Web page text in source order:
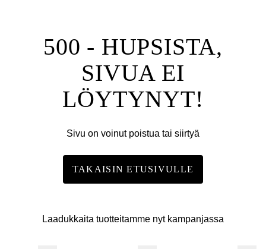
500 - HUPSISTA,
SIVUA EI
LÖYTYNYT!
Sivu on voinut poistua tai siirtyä
TAKAISIN ETUSIVULLE
Laadukkaita tuotteitamme nyt kampanjassa